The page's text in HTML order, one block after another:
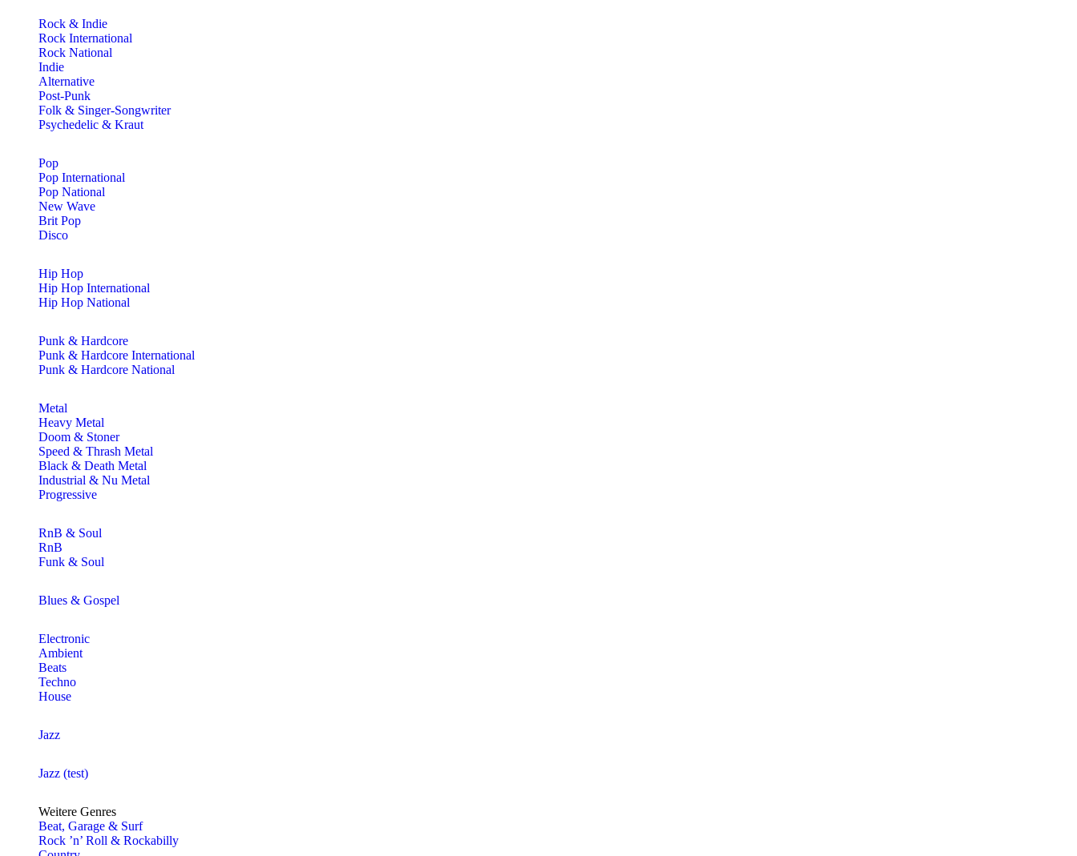
Rock & Indie
Rock International
Rock National
Indie
Alternative
Post-Punk
Folk & Singer-Songwriter
Psychedelic & Kraut
Pop
Pop International
Pop National
New Wave
Brit Pop
Disco
Hip Hop
Hip Hop International
Hip Hop National
Punk & Hardcore
Punk & Hardcore International
Punk & Hardcore National
Metal
Heavy Metal
Doom & Stoner
Speed & Thrash Metal
Black & Death Metal
Industrial & Nu Metal
Progressive
RnB & Soul
RnB
Funk & Soul
Blues & Gospel
Electronic
Ambient
Beats
Techno
House
Jazz
Jazz (test)
Weitere Genres
Beat, Garage & Surf
Rock ’n’ Roll & Rockabilly